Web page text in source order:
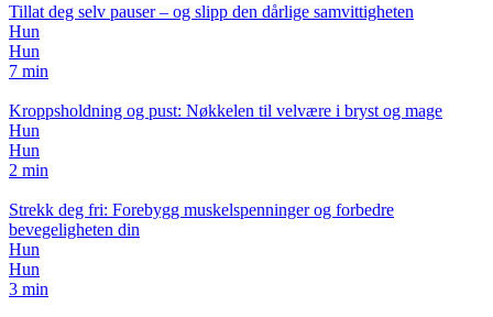
Tillat deg selv pauser – og slipp den dårlige samvittigheten
Hun
Hun
7 min
Kroppsholdning og pust: Nøkkelen til velvære i bryst og mage
Hun
Hun
2 min
Strekk deg fri: Forebygg muskelspenninger og forbedre
bevegeligheten din
Hun
Hun
3 min